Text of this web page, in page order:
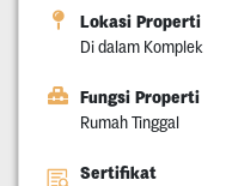
Lokasi Properti
Di dalam Komplek
Fungsi Properti
Rumah Tinggal
Sertifikat